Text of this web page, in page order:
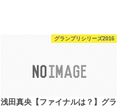
グランプリシリーズ2016
浅田真央【ファイナルは？】グラ